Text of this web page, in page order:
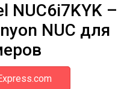
NUC6i7KYK –
NUC для